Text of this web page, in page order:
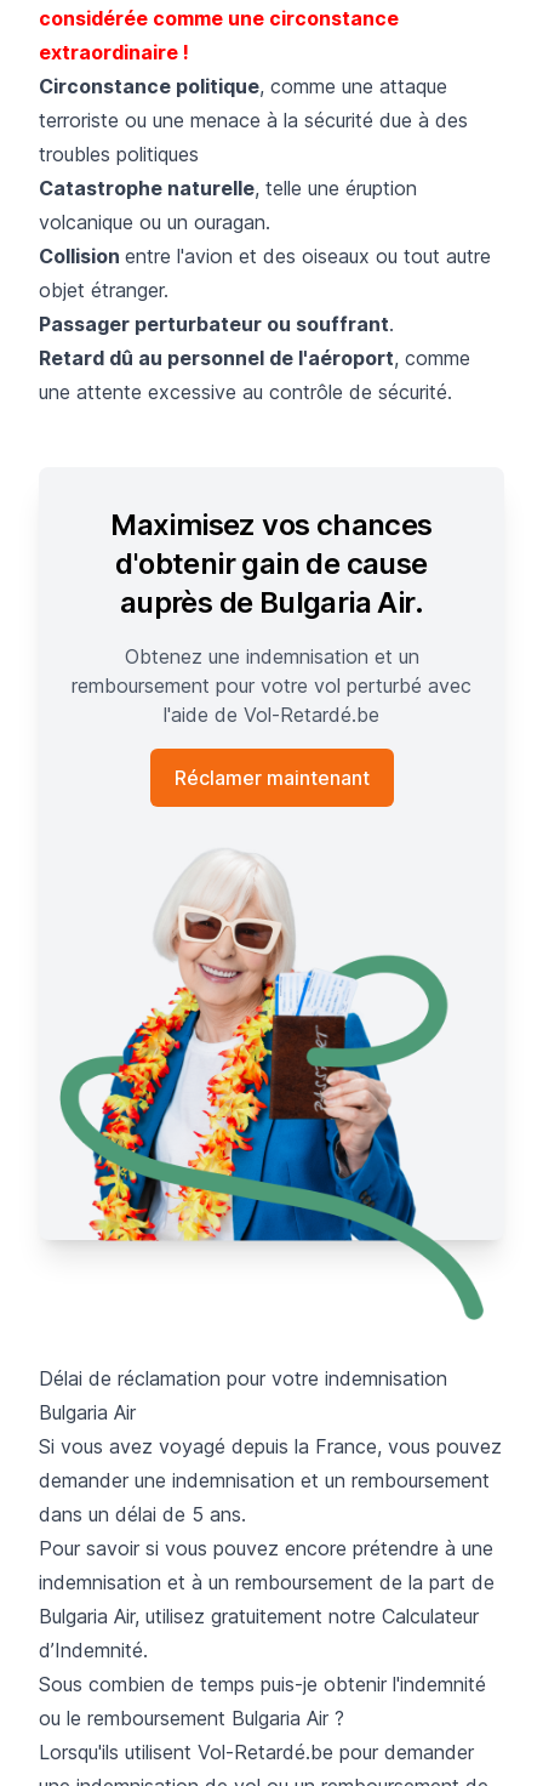
considérée comme une circonstance
extraordinaire !
Circonstance politique, comme une attaque
terroriste ou une menace à la sécurité due à des
troubles politiques
Catastrophe naturelle, telle une éruption
volcanique ou un ouragan.
Collision entre l'avion et des oiseaux ou tout autre
objet étranger.
Passager perturbateur ou souffrant.​
Retard dû au personnel de l'aéroport, comme
une attente excessive au contrôle de sécurité.
Maximisez vos chances
d'obtenir gain de cause
auprès de Bulgaria Air.
Obtenez une indemnisation et un
remboursement pour votre vol perturbé avec
l'aide de Vol-Retardé.be
Réclamer maintenant
Délai de réclamation pour votre indemnisation
Bulgaria Air
Si vous avez voyagé depuis la France, vous pouvez
demander une indemnisation et un remboursement
dans un délai de 5 ans.
Pour savoir si vous pouvez encore prétendre à une
indemnisation et à un remboursement de la part de
Bulgaria Air, utilisez gratuitement notre Calculateur
d’Indemnité.
Sous combien de temps puis-je obtenir l'indemnité
ou le remboursement Bulgaria Air ?
Lorsqu'ils utilisent Vol-Retardé.be pour demander